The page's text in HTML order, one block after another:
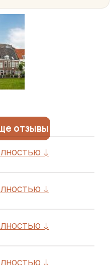
отзывы
↓
↓
↓
↓